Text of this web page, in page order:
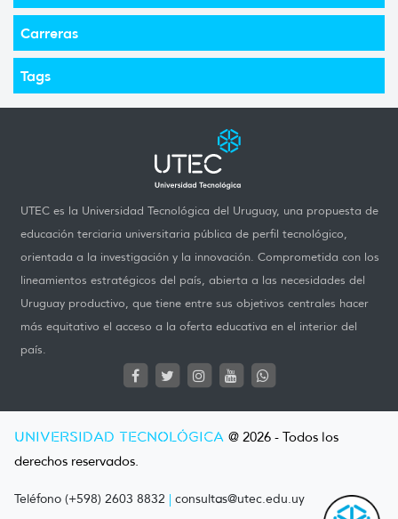
Carreras
Tags
UTEC es la Universidad Tecnológica del Uruguay, una propuesta de
educación terciaria universitaria pública de perfil tecnológico,
orientada a la investigación y la innovación. Comprometida con los
lineamientos estratégicos del país, abierta a las necesidades del
Uruguay productivo, que tiene entre sus objetivos centrales hacer
más equitativo el acceso a la oferta educativa en el interior del
país.
UNIVERSIDAD TECNOLÓGICA @ 2026 - Todos los
derechos reservados.
Teléfono (+598) 2603 8832 | consultas@utec.edu.uy